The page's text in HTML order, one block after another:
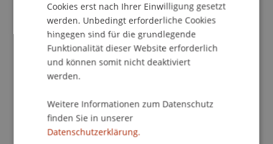
Datenschutzbeauftragte die Geschäftsleitung
und Mitarbeitende bei der Einhaltung der
Datenschutz-Grundverordnung anzuleiten und zu
unterstützen; er hat sie über ihre
datenschutzrechtlichen Pflichten zu belehren und
Verhaltens zu schulen. Gleichzeitig hat er die
Einhaltung der Verordnung im Unternehmen zu
überwachen und ist Anlaufstelle für die
Cookies erst nach Ihrer Einwilligung gesetzt
werden. Unbedingt erforderliche Cookies
hingegen sind für die grundlegende
Funktionalität dieser Website erforderlich
und können somit nicht deaktiviert
werden.
Weitere Informationen zum Datenschutz
finden Sie in unserer
Datenschutzerklärung.